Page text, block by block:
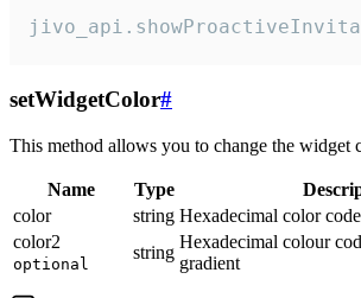
setWidgetColor#
This method allows you to change the widget
Name Type
color
string Hexadecimal color code
color2
optional
string
Hexadecimal colour
gradient